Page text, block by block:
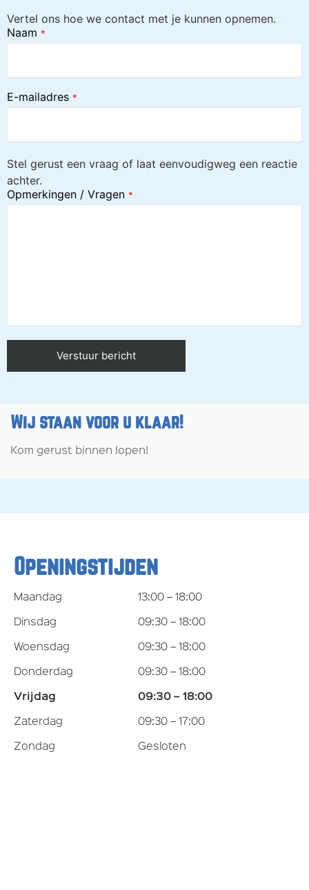
Vertel ons hoe we contact met je kunnen opnemen.
Naam *
E-mailadres *
Stel gerust een vraag of laat eenvoudigweg een reactie
achter.
Opmerkingen / Vragen *
Wij staan voor u klaar!
Kom gerust binnen lopen!
Openingstijden
Maandag 13:00 – 18:00
Dinsdag 09:30 – 18:00
Woensdag 09:30 – 18:00
Donderdag 09:30 – 18:00
Vrijdag 09:30 – 18:00
Zaterdag 09:30 – 17:00
Zondag Gesloten